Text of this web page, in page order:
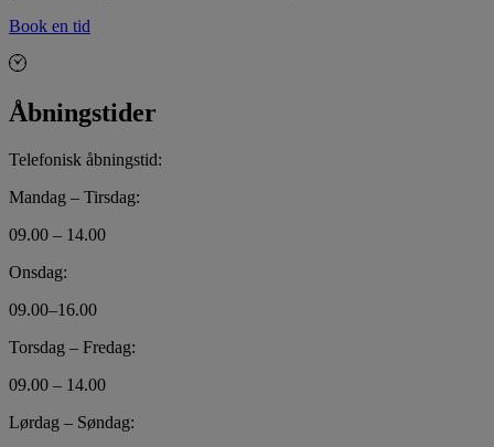
Book en tid
Åbningstider
Telefonisk åbningstid:
Mandag – Tirsdag:
09.00 – 14.00
Onsdag:
09.00–16.00
Torsdag – Fredag:
09.00 – 14.00
Lørdag – Søndag: